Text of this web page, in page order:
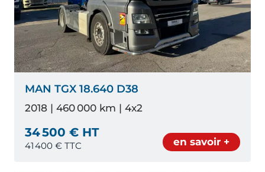
MAN TGX 18.640 D38
2018 | 460 000 km | 4x2
34 500 € HT
41 400 € TTC en savoir +